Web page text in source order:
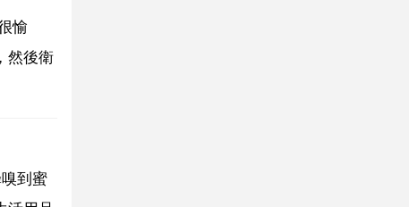
愉
然後衛
到蜜